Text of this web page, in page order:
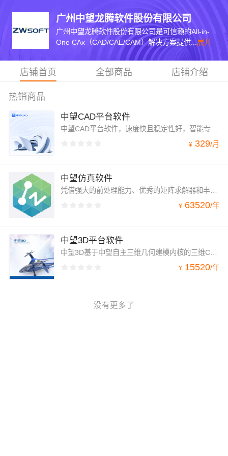
广州中望龙腾软件股份有限公司
广州中望龙腾软件股份有限公司是可信赖的All-in-
One CAx（CAD/CAE/CAM）解决方案提供... 展开
店铺首页 全部商品 店铺介绍
热销商品
中望CAD平台软件
中望CAD平台软件，速度快且稳定性好，智能专业的绘图功能，兼容常见CAD文件格式，友好简洁的界面，熟悉易用的快捷命令，帮助用户快速上手。
¥ 329/月
中望仿真软件
凭借强大的前处理能力、优秀的矩阵求解器和丰富的后处理方式，以及友好简洁的界面、清晰的工作流程，可帮助用户快速实现精确的仿真分析。未来，中望软件将持续打造多学科多物理场仿真解决方案，仿真驱动设计。
¥ 63520/年
中望3D平台软件
中望3D基于中望自主三维几何建模内核的三维CAD/CAE/CAM一体化解决方案，具备强大的混合建模能力、支持各种几何及建模算法，超过30年工业设计验证，集“实体建模、曲面造型、装配设计、工程图、钣金、模具设计、结构仿真、车削、2-5轴加工”等功能模块于一体，覆盖产品设计开发全流程。
¥ 15520/年
没有更多了